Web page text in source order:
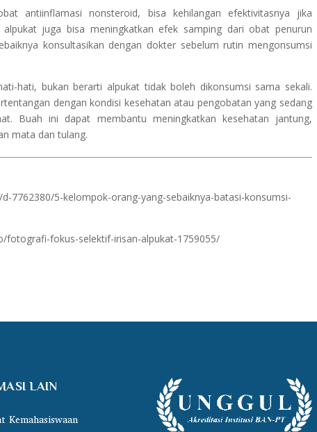
antiinflamasi nonsteroid, bisa kehilangan efektivitasnya jika
juga bisa meningkatkan efek samping dari obat penurun
konsultasikan dengan dokter sebelum rutin mengonsumsi
hati, bukan berarti alpukat tidak boleh dikonsumsi sama sekali.
dengan kondisi kesehatan atau pengobatan yang sedang
Buah ini dapat membantu meningkatkan kesehatan jantung,
mata dan tulang.
7762380/5-kelompok-orang-yang-sebaiknya-batasi-konsumsi-
fokus-selektif-irisan-alpukat-1759055/
LAIN
Kemahasiswaan